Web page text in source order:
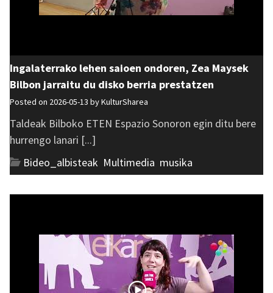
Ingalaterrako lehen saioen ondoren, Zea Maysek
Bilbon jarraitu du disko berria prestatzen
Posted on 2026-05-13 byKulturSharea
Taldeak Bilboko ETEN Espazio Sonoron egin ditu bere
hurrengo lanari [...]
Bideo_albisteak Multimedia musika